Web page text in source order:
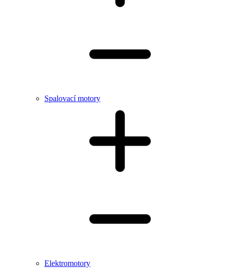
Spalovací motory
Elektromotory